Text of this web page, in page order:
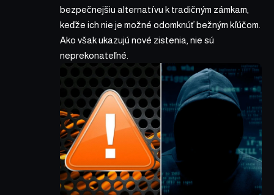
bezpečnejšiu alternatívu k tradičným zámkam,
keďže ich nie je možné odomknúť bežným kľúčom.
Ako však ukazujú nové zistenia, nie sú
neprekonateľné.